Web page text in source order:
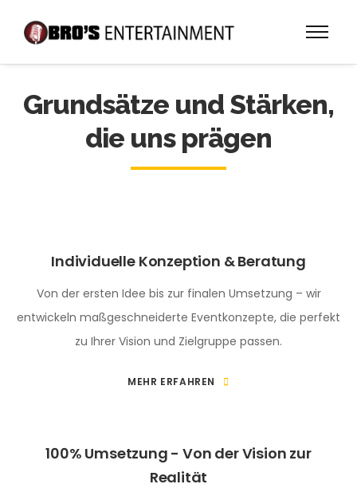
Grundsätze und Stärken,
die uns prägen
Individuelle Konzeption & Beratung
Von der ersten Idee bis zur finalen Umsetzung – wir
entwickeln maßgeschneiderte Eventkonzepte, die perfekt
zu Ihrer Vision und Zielgruppe passen.
MEHR ERFAHREN
100% Umsetzung - Von der Vision zur
Realität